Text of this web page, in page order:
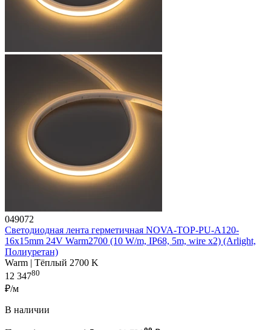
049072
Светодиодная лента герметичная NOVA-TOP-PU-A120-
16x15mm 24V Warm2700 (10 W/m, IP68, 5m, wire x2) (Arlight,
Полиуретан)
Warm | Тёплый 2700 K
12 34780
₽/м
В наличии